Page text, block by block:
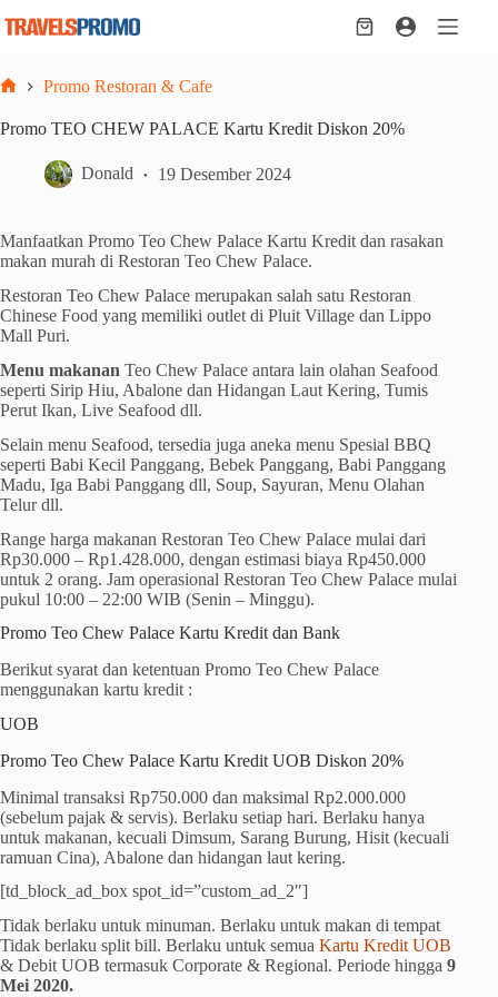
Shopping
Promo Restoran & Cafe
Promo TEO CHEW PALACE Kartu Kredit Diskon 20%
Donald 19 Desember 2024
Manfaatkan Promo Teo Chew Palace Kartu Kredit dan rasakan
makan murah di Restoran Teo Chew Palace.
Restoran Teo Chew Palace merupakan salah satu Restoran
Chinese Food yang memiliki outlet di Pluit Village dan Lippo
Mall Puri.
Menu makanan Teo Chew Palace antara lain olahan Seafood
seperti Sirip Hiu, Abalone dan Hidangan Laut Kering, Tumis
Perut Ikan, Live Seafood dll.
Selain menu Seafood, tersedia juga aneka menu Spesial BBQ
seperti Babi Kecil Panggang, Bebek Panggang, Babi Panggang
Madu, Iga Babi Panggang dll, Soup, Sayuran, Menu Olahan
Telur dll.
Range harga makanan Restoran Teo Chew Palace mulai dari
Rp30.000 – Rp1.428.000, dengan estimasi biaya Rp450.000
untuk 2 orang. Jam operasional Restoran Teo Chew Palace mulai
pukul 10:00 – 22:00 WIB (Senin – Minggu).
Promo Teo Chew Palace Kartu Kredit dan Bank
Berikut syarat dan ketentuan Promo Teo Chew Palace
menggunakan kartu kredit :
UOB
Promo Teo Chew Palace Kartu Kredit UOB Diskon 20%
Minimal transaksi Rp750.000 dan maksimal Rp2.000.000
(sebelum pajak & servis). Berlaku setiap hari. Berlaku hanya
untuk makanan, kecuali Dimsum, Sarang Burung, Hisit (kecuali
ramuan Cina), Abalone dan hidangan laut kering.
[td_block_ad_box spot_id=”custom_ad_2″]
Tidak berlaku untuk minuman. Berlaku untuk makan di tempat
Tidak berlaku split bill. Berlaku untuk semua Kartu Kredit UOB
& Debit UOB termasuk Corporate & Regional. Periode hingga 9
Mei 2020.